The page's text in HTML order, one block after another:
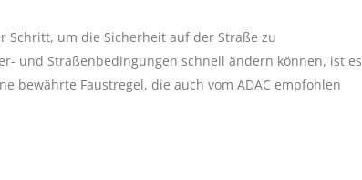
Schritt, um die Sicherheit auf der Straße zu
und Straßenbedingungen schnell ändern können, ist es
bewährte Faustregel, die auch vom ADAC empfohlen